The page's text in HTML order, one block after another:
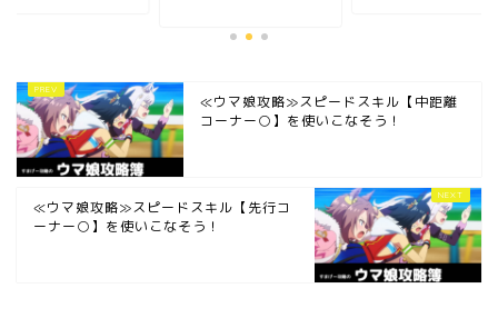
≪ウマ娘攻略≫スピードスキル【中距離
コーナー○】を使いこなそう！
≪ウマ娘攻略≫スピードスキル【先行コ
ーナー○】を使いこなそう！